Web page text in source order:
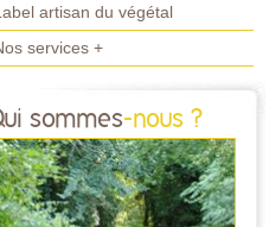
artisan du végétal
services +
sommes-nous ?